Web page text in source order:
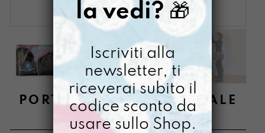
PORTACOMPITI ESSENZIALE
€ 58,00
la vedi? 🎁
Iscriviti alla
newsletter, ti
riceverai subito il
codice sconto da
usare sullo Shop.